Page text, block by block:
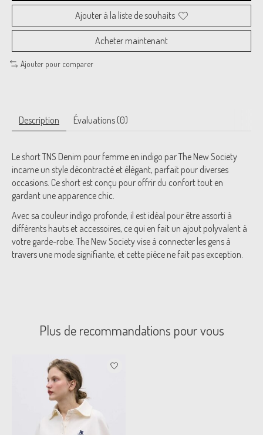
Ajouter à la liste de souhaits
Acheter maintenant
Ajouter pour comparer
Description Évaluations (0)
Le short TNS Denim pour femme en indigo par The New Society
incarne un style décontracté et élégant, parfait pour diverses
occasions. Ce short est conçu pour offrir du confort tout en
gardant une apparence chic.
Avec sa couleur indigo profonde, il est idéal pour être assorti à
différents hauts et accessoires, ce qui en fait un ajout polyvalent à
votre garde-robe. The New Society vise à connecter les gens à
travers une mode signifiante, et cette pièce ne fait pas exception.
Plus de recommandations pour vous
Articles du carrousel de produits